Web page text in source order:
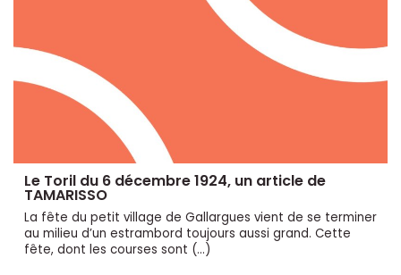
Le Toril du 6 décembre 1924, un article de
TAMARISSO
La fête du petit village de Gallargues vient de se terminer
au milieu d’un estrambord toujours aussi grand. Cette
fête, dont les courses sont (…)